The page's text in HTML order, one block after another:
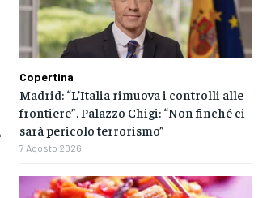
Copertina
Madrid: “L’Italia rimuova i controlli alle
frontiere”. Palazzo Chigi: “Non finché ci
sarà pericolo terrorismo”
7 Agosto 2026